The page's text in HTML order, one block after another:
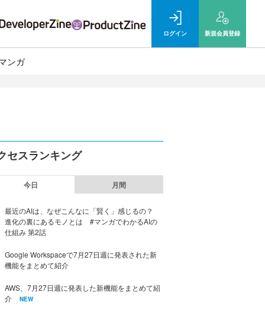
ログイン 新規会員登録
ンガ
セスランキング
今日 月間
最近のAIは、なぜこんなに「賢く」感じるの？
進化の裏にあるモノとは #マンガでわかるAIの
仕組み 第2話
Google Workspaceで7月27日週に発表された新
機能をまとめて紹介
AWS、7月27日週に発表した新機能をまとめて紹
介
NEW